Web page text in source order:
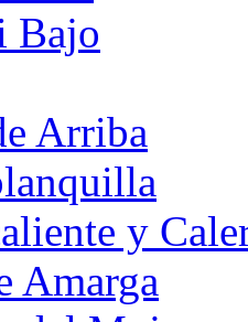
Bajo
Arriba
y
Amarga